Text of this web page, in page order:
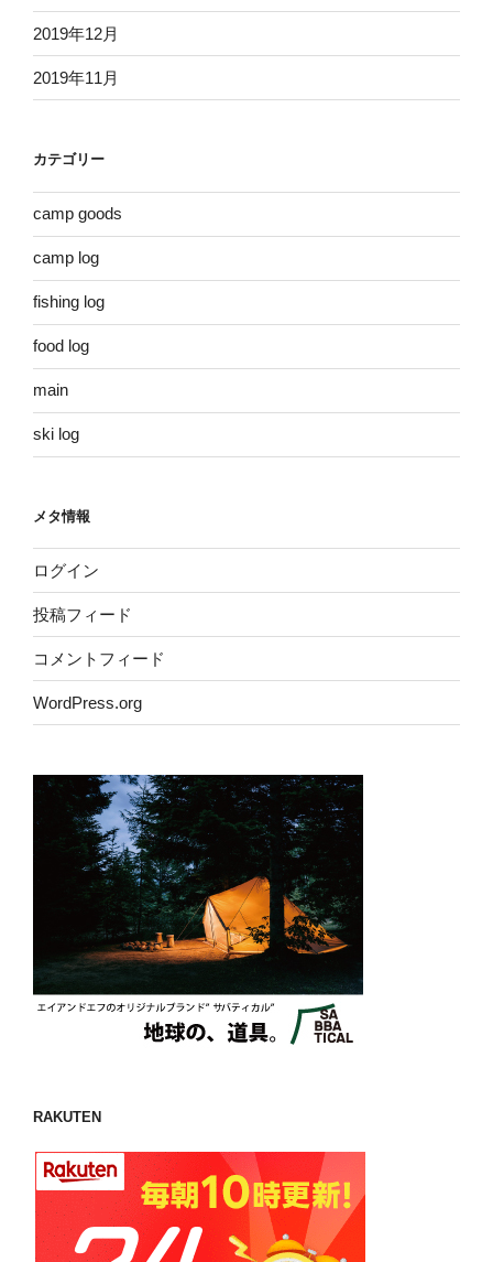
2019年12月
2019年11月
カテゴリー
camp goods
camp log
fishing log
food log
main
ski log
メタ情報
ログイン
投稿フィード
コメントフィード
WordPress.org
RAKUTEN